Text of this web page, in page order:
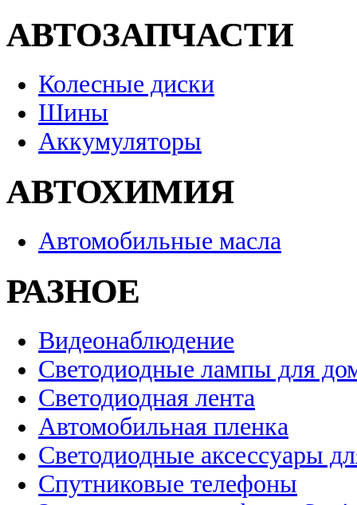
АВТОЗАПЧАСТИ
Колесные диски
Шины
Аккумуляторы
АВТОХИМИЯ
Автомобильные масла
РАЗНОЕ
Видеонаблюдение
Светодиодные лампы для
Светодиодная лента
Автомобильная пленка
Светодиодные аксессуары
Спутниковые телефоны